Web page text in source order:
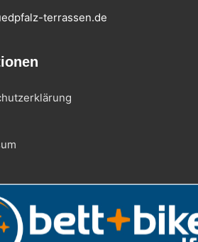
terrassen.de